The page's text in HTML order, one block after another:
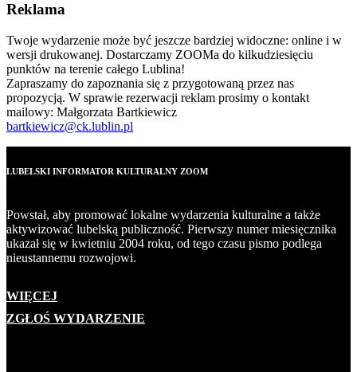
Reklama
Twoje wydarzenie może być jeszcze bardziej widoczne: online i w
wersji drukowanej. Dostarczamy ZOOMa do kilkudziesięciu
punktów na terenie całego Lublina!
Zapraszamy do zapoznania się z przygotowaną przez nas
propozycją. W sprawie rezerwacji reklam prosimy o kontakt
mailowy: Małgorzata Bartkiewicz
bartkiewicz@ck.lublin.pl
LUBELSKI INFORMATOR KULTURALNY ZOOM
Powstał, aby promować lokalne wydarzenia kulturalne a także
aktywizować lubelską publiczność. Pierwszy numer miesięcznika
ukazał się w kwietniu 2004 roku, od tego czasu pismo podlega
nieustannemu rozwojowi.
WIĘCEJ
ZGŁOŚ WYDARZENIE